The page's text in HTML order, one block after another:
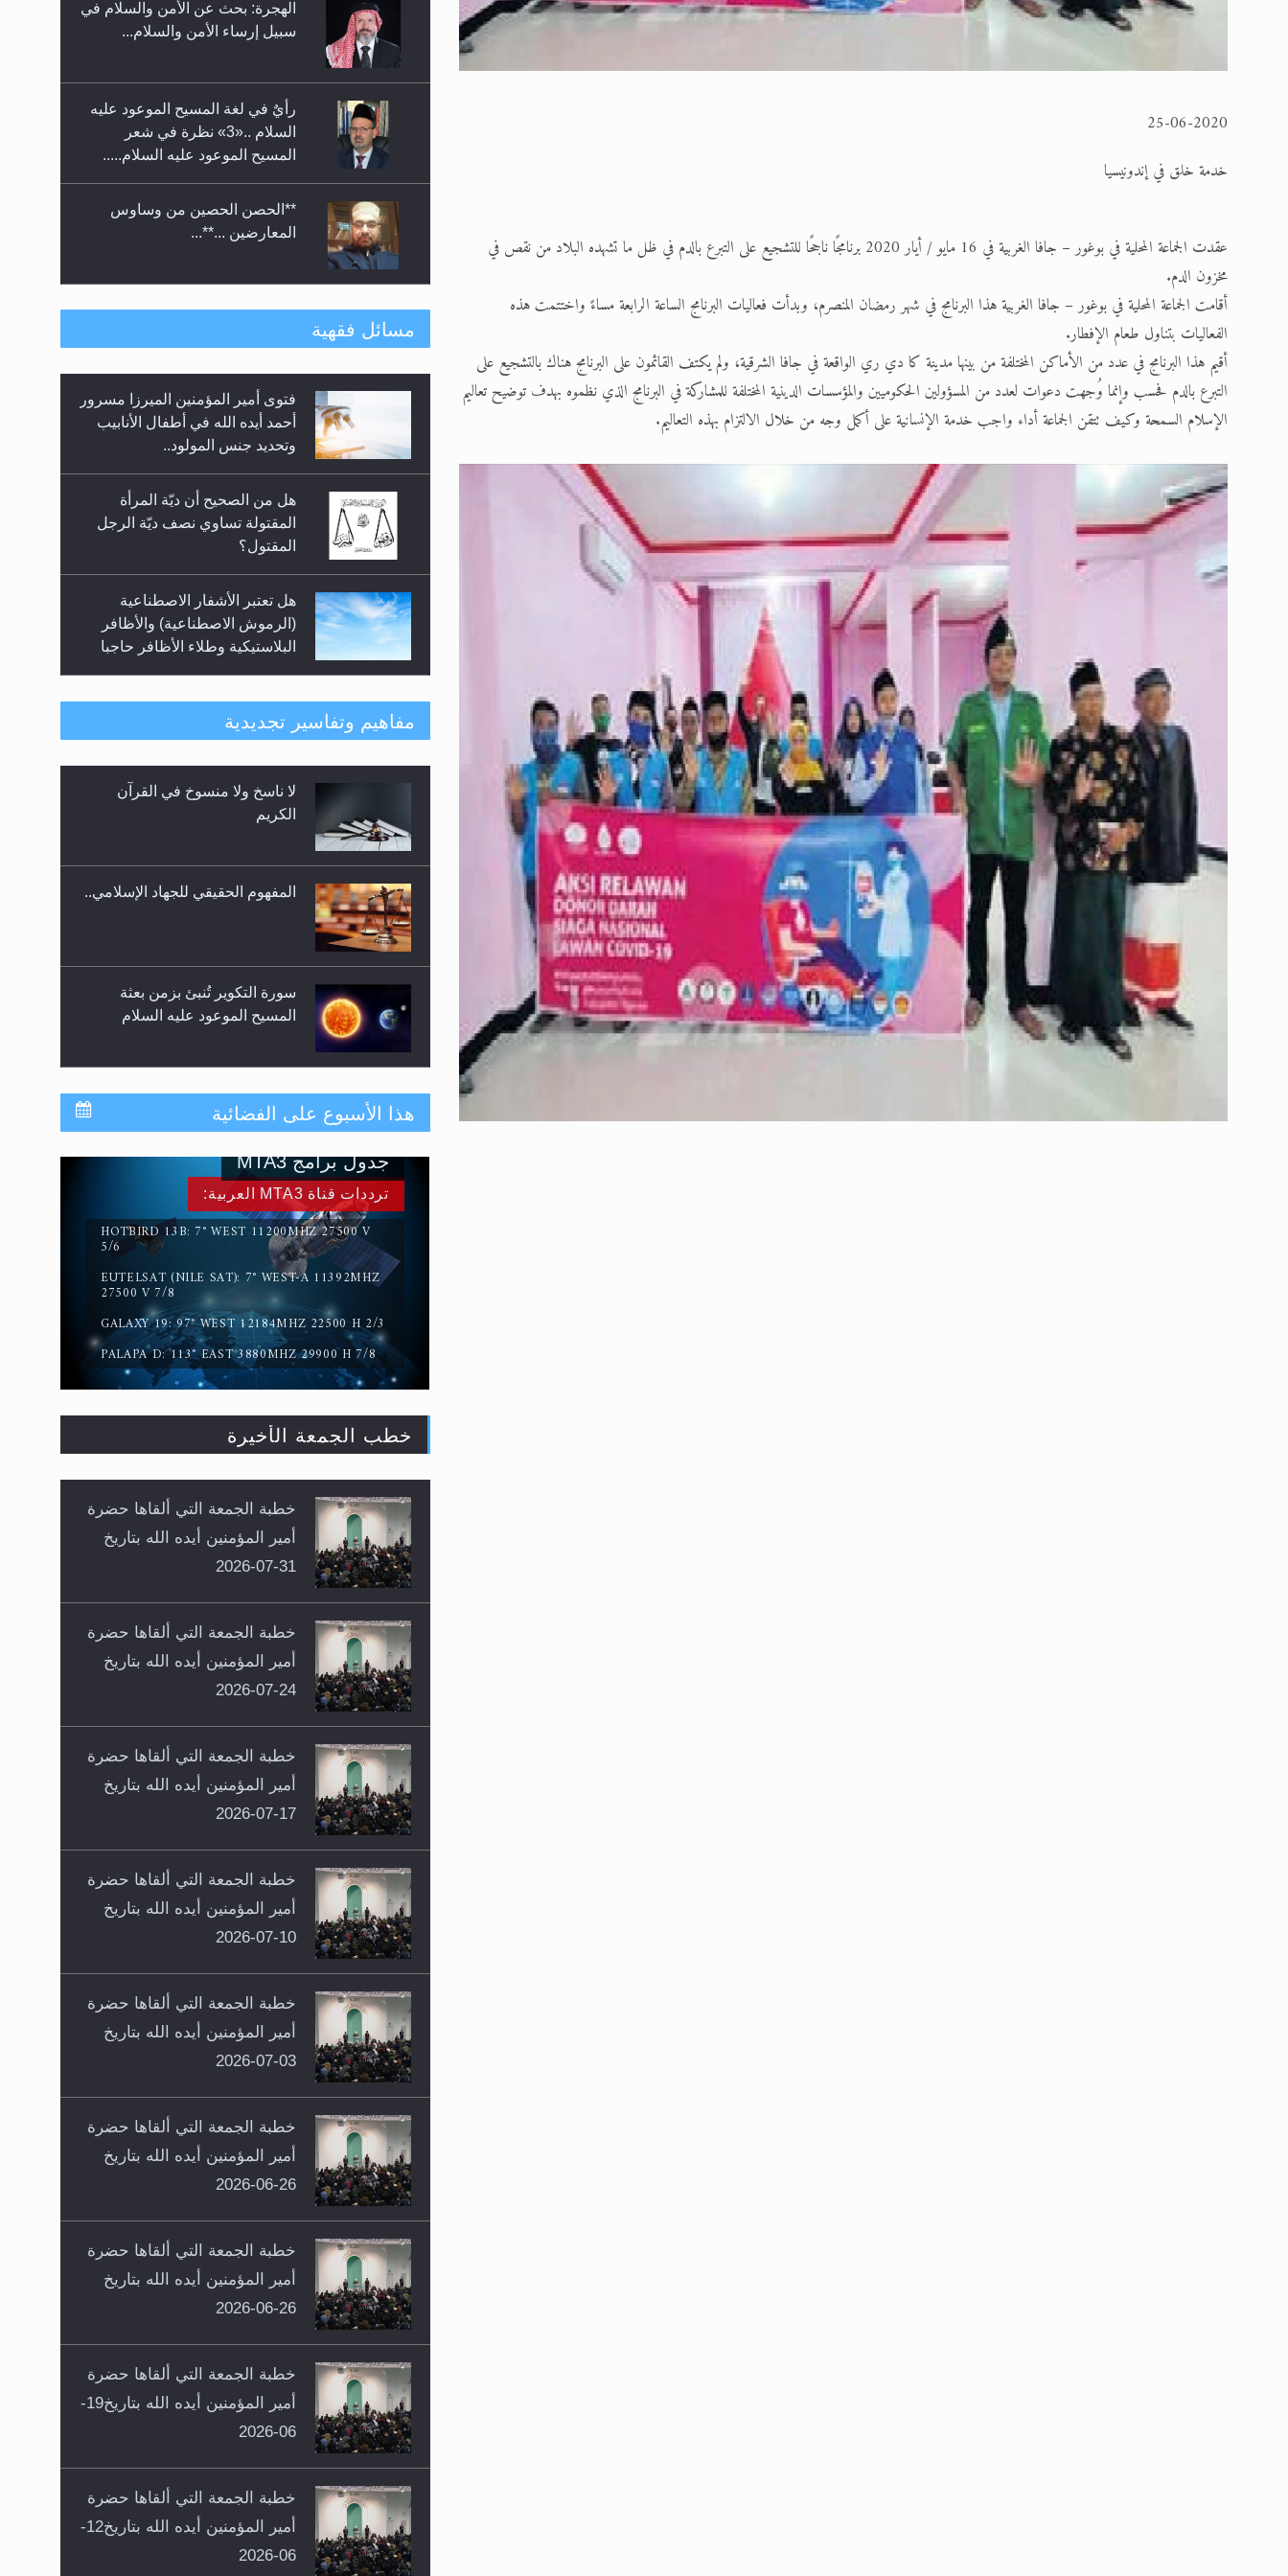
25-06-2020
خدمة خلق في إندونيسيا
عقدت الجماعة المحلية في بوغور – جافا الغربية في 16 مايو / أيار 2020 برنامجًا ناجحًا للتشجيع على التبرع بالدم في ظل ما تشهده البلاد من نقص في
مخزون الدم.
أقامت الجماعة المحلية في بوغور – جافا الغربية هذا البرنامج في شهر رمضان المنصرم، وبدأت فعاليات البرنامج الساعة الرابعة مساءً واختتمت هذه
الفعاليات بتناول طعام الإفطار.
أقيم هذا البرنامج في عدد من الأماكن المختلفة من بينها مدينة كا دي ري الواقعة في جافا الشرقية، ولم يكتف القائمون على البرنامج هناك بالتشجيع على
التبرع بالدم فحسب وإنما وُجهت دعوات لعدد من المسؤولين الحكوميين والمؤسسات الدينية المختلفة للمشاركة في البرنامج الذي نظموه بهدف توضيح تعاليم
الإسلام السمحة وكيف تتقن الجماعة أداء واجب خدمة الإنسانية على أكمل وجه من خلال الالتزام بهذه التعاليم.
حفل توزيع الشهادات في الجامعة
الأحمدية بنيجيريا لعام 2025
الهجرة: بحث عن الأمن والسلام في
سبيل إرساء الأمن والسلام...
رأيٌ في لغة المسيح الموعود عليه
السلام ..«3» نظرة في شعر
المسيح الموعود عليه السلام.....
**الحصن الحصين من وساوس
المعارضين ...**...
متطلَّبات التّحريك الجديد...
رأيٌ في لغة المسيح الموعود عليه
السلام.. 4...
مسائل فقهية
فتوى أمير المؤمنين الميرزا مسرور
أحمد أيده الله في أطفال الأنابيب
وتحديد جنس المولود..
هل من الصحيح أن ديّة المرأة
المقتولة تساوي نصف ديّة الرجل
المقتول؟
هل تعتبر الأشفار الاصطناعية
(الرموش الاصطناعية) والأظافر
البلاستيكية وطلاء الأظافر حاجبا
هل يُحسب حول الزكاة وفق السنة
الميلادية أو الهجرية؟
هل يجوز فتح مشروع كوافير نسائي
للمحجبات وغير المحجبات؟
مفاهيم وتفاسير تجديدية
لا ناسخ ولا منسوخ في القرآن
الكريم
المفهوم الحقيقي للجهاد الإسلامي..
سورة التكوير تُنبئ بزمن بعثة
المسيح الموعود عليه السلام
حقيقة المسيح الدجال
القرآن قاضٍ وحكمٌ على السنة
ومهيمنٌ عليها.. ليس العكس
هذا الأسبوع على الفضائية
ترددات قناة MTA3 العربية:
HOTBIRD 13B: 7° WEST 11200MHZ 27500 V
5/6
EUTELSAT (NILE SAT): 7° WEST-A 11392MHZ
27500 V 7/8
GALAXY 19: 97° WEST 12184MHZ 22500 H 2/3
PALAPA D: 113° EAST 3880MHZ 29900 H 7/8
جدول برامج MTA3
خطب الجمعة الأخيرة
خطبة الجمعة التي ألقاها حضرة
أمير المؤمنين أيده الله بتاريخ
31-07-2026
خطبة الجمعة التي ألقاها حضرة
أمير المؤمنين أيده الله بتاريخ
24-07-2026
خطبة الجمعة التي ألقاها حضرة
أمير المؤمنين أيده الله بتاريخ
17-07-2026
خطبة الجمعة التي ألقاها حضرة
أمير المؤمنين أيده الله بتاريخ
10-07-2026
خطبة الجمعة التي ألقاها حضرة
أمير المؤمنين أيده الله بتاريخ
03-07-2026
خطبة الجمعة التي ألقاها حضرة
أمير المؤمنين أيده الله بتاريخ
26-06-2026
خطبة الجمعة التي ألقاها حضرة
أمير المؤمنين أيده الله بتاريخ
26-06-2026
خطبة الجمعة التي ألقاها حضرة
أمير المؤمنين أيده الله بتاريخ19-
06-2026
خطبة الجمعة التي ألقاها حضرة
أمير المؤمنين أيده الله بتاريخ12-
06-2026